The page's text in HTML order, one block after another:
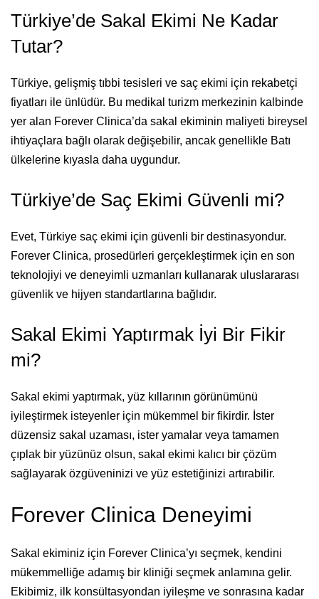
Türkiye’de Sakal Ekimi Ne Kadar
Tutar?
Türkiye, gelişmiş tıbbi tesisleri ve saç ekimi için rekabetçi
fiyatları ile ünlüdür. Bu medikal turizm merkezinin kalbinde
yer alan Forever Clinica’da sakal ekiminin maliyeti bireysel
ihtiyaçlara bağlı olarak değişebilir, ancak genellikle Batı
ülkelerine kıyasla daha uygundur.
Türkiye’de Saç Ekimi Güvenli mi?
Evet, Türkiye saç ekimi için güvenli bir destinasyondur.
Forever Clinica, prosedürleri gerçekleştirmek için en son
teknolojiyi ve deneyimli uzmanları kullanarak uluslararası
güvenlik ve hijyen standartlarına bağlıdır.
Sakal Ekimi Yaptırmak İyi Bir Fikir
mi?
Sakal ekimi yaptırmak, yüz kıllarının görünümünü
iyileştirmek isteyenler için mükemmel bir fikirdir. İster
düzensiz sakal uzaması, ister yamalar veya tamamen
çıplak bir yüzünüz olsun, sakal ekimi kalıcı bir çözüm
sağlayarak özgüveninizi ve yüz estetiğinizi artırabilir.
Forever Clinica Deneyimi
Sakal ekiminiz için Forever Clinica’yı seçmek, kendini
mükemmelliğe adamış bir kliniği seçmek anlamına gelir.
Ekibimiz, ilk konsültasyondan iyileşme ve sonrasına kadar